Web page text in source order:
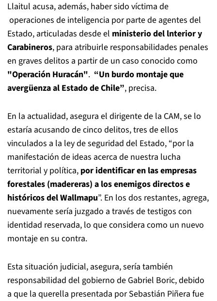
Llaitul acusa, además, haber sido víctima de
operaciones de inteligencia por parte de agentes del
Estado, articuladas desde el ministerio del lnterior y
Carabineros, para atribuirle responsabilidades penales
en graves delitos a partir de un caso conocido como
"Operación Huracán". “Un burdo montaje que
avergüenza al Estado de Chile”, precisa.
En la actualidad, asegura el dirigente de la CAM, se lo
estaría acusando de cinco delitos, tres de ellos
vinculados a la ley de seguridad del Estado, “por la
manifestación de ideas acerca de nuestra lucha
territorial y política, por identificar en las empresas
forestales (madereras) a los enemigos directos e
históricos del Wallmapu”. En los dos restantes, agrega,
nuevamente sería juzgado a través de testigos con
identidad reservada, lo que considera como un nuevo
montaje en su contra.
Esta situación judicial, asegura, sería también
responsabilidad del gobierno de Gabriel Boric, debido
a que la querella presentada por Sebastián Piñera fue